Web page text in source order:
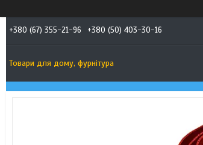
+380 (67) 355-21-96 +380 (50) 403-30-16
Товари для дому, фурнітура